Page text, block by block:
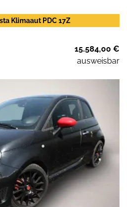
Klimaaut PDC 17Z
15.584,00 €
ausweisbar